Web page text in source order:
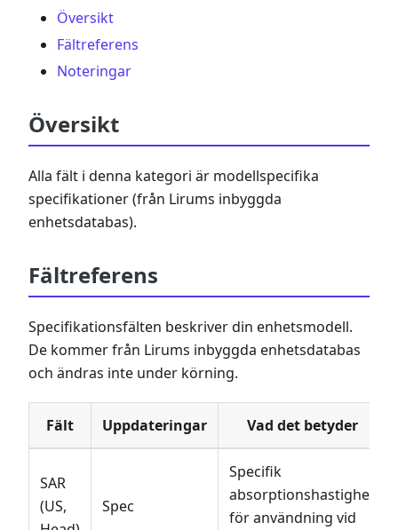
Översikt
Fältreferens
Noteringar
Översikt
Alla fält i denna kategori är modellspecifika
specifikationer (från Lirums inbyggda
enhetsdatabas).
Fältreferens
Specifikationsfälten beskriver din enhetsmodell.
De kommer från Lirums inbyggda enhetsdatabas
och ändras inte under körning.
Fält Uppdateringar Vad det betyder
SAR
(US,
Spec
Specifik
absorptionshastighet
för användning vid